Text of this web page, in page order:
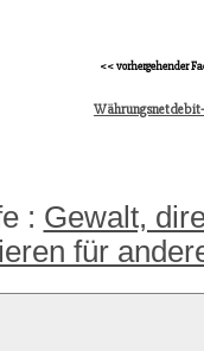
<< vorhergehender
: Gewalt,
für